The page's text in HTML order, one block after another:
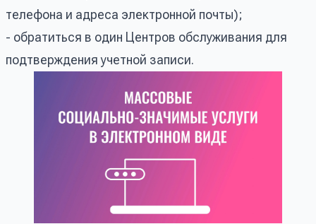
телефона и адреса электронной почты);
- обратиться в один Центров обслуживания для
подтверждения учетной записи.